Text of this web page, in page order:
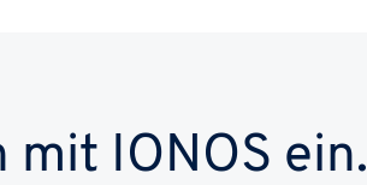
mit IONOS ein.